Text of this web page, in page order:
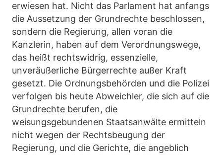
erwiesen hat. Nicht das Parlament hat anfangs
die Aussetzung der Grundrechte beschlossen,
sondern die Regierung, allen voran die
Kanzlerin, haben auf dem Verordnungswege,
das heißt rechtswidrig, essenzielle,
unveräußerliche Bürgerrechte außer Kraft
gesetzt. Die Ordnungsbehörden und die Polizei
verfolgen bis heute Abweichler, die sich auf die
Grundrechte berufen, die
weisungsgebundenen Staatsanwälte ermitteln
nicht wegen der Rechtsbeugung der
Regierung, und die Gerichte, die angeblich